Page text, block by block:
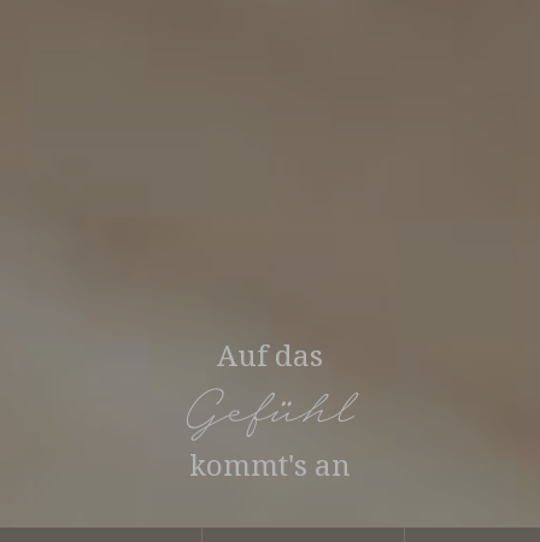
Auf das
Gefühl
kommt's an